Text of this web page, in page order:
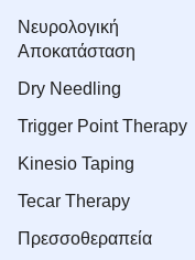
Νευρολογική
Αποκατάσταση
Dry Needling
Trigger Point Therapy
Kinesio Taping
Tecar Therapy
Πρεσσοθεραπεία